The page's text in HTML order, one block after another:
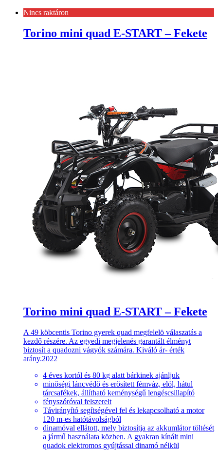
Nincs raktáron
Torino mini quad E-START – Fekete
Torino mini quad E-START – Fekete
A 49 köbcentis Torino gyerek quad megfelelö válaszatás a
kezdő részére. Az egyedi megjelenés garantált élményt
biztosít a quadozni vágyók számára. Kiváló ár- érték
arány.2022
4 éves kortól és 80 kg alatt bárkinek ajánljuk
minőségi láncvédő és erősített fémváz, elöl, hátul
tárcsafékek, állítható keménységű lengéscsillapító
fényszóróval felszerelt
Távirányító segítségével fel és lekapcsolható a motor
120 m-es hatótávolságból
dinamóval ellátott, mely biztosítja az akkumlátor töltését
a jármű használata közben. A gyakran kínált mini
quadok elektromos gyújtással dinamó nélkül